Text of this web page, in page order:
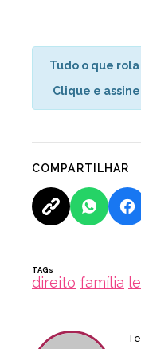
Tudo o que
Clique e
COMPARTILHAR
TAGs
direito família